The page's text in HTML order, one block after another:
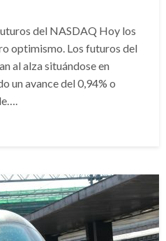
del NASDAQ Hoy los
optimismo. Los futuros del
al alza situándose en
un avance del 0,94% o